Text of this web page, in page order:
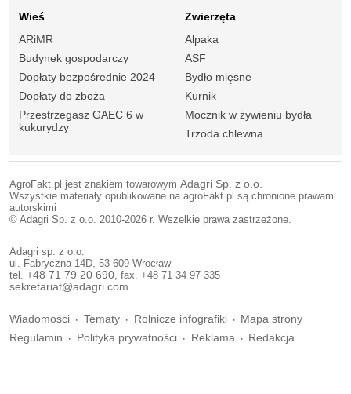
Wieś
ARiMR
Budynek gospodarczy
Dopłaty bezpośrednie 2024
Dopłaty do zboża
Przestrzegasz GAEC 6 w
kukurydzy
Zwierzęta
Alpaka
ASF
Bydło mięsne
Kurnik
Mocznik w żywieniu bydła
Trzoda chlewna
AgroFakt.pl jest znakiem towarowym Adagri Sp. z o.o.
Wszystkie materiały opublikowane na agroFakt.pl są chronione prawami
autorskimi
© Adagri Sp. z o.o. 2010-2026 r. Wszelkie prawa zastrzeżone.
Adagri sp. z o.o.
ul. Fabryczna 14D, 53-609 Wrocław
tel. +48 71 79 20 690 , fax. +48 71 34 97 335
sekretariat@adagri.com
Wiadomości Tematy Rolnicze infografiki
Mapa strony
Regulamin
Polityka prywatności Reklama Redakcja